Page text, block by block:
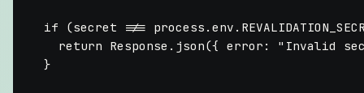
if (secret !== process. env .
return Response . json({ error : "Invalid
  }